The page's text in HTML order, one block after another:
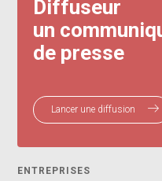
Diffuseur
un
de presse
Lancer une diffusion
ENTREPRISES